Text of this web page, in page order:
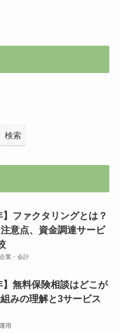
検索
】ファクタリングとは？
意点、資金調達サービ
業・会計
】無料保険相談はどこが
みの理解と3サービス
用